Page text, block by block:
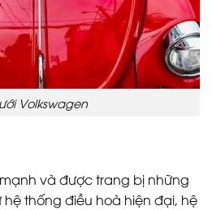
Volkswagen
và được trang bị những
thống điều hoà hiện đại, hệ